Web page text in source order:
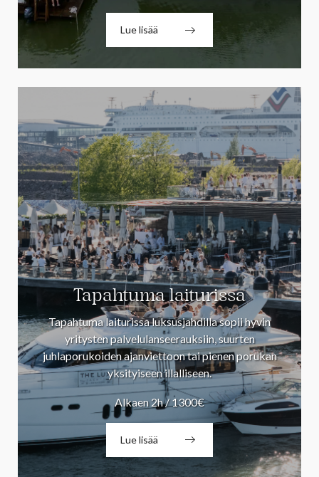
Lue lisää
Tapahtuma laiturissa
Tapahtuma laiturissa luksusjahdilla sopii hyvin
yritysten palvelulanseerauksiin, suurten
juhlaporukoiden ajanviettoon tai pienen porukan
yksityiseen illalliseen.
Alkaen 2h / 1300€
Lue lisää